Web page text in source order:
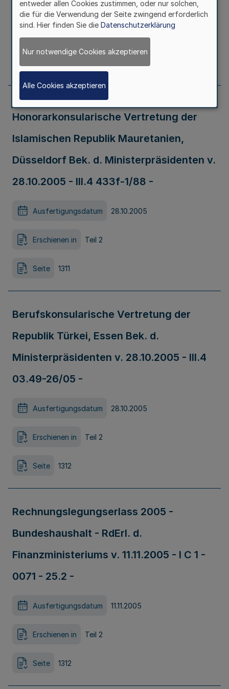
Ausfertigungsdatum 15.11.2005
Honorarkonsularische Vertretung der
Islamischen Republik Mauretanien,
Düsseldorf Bek. d. Ministerpräsidenten v.
28.10.2005 - III.4 433f-1/88 -
Ausfertigungsdatum 28.10.2005
Erschienen in Teil 2
Seite 1311
Berufskonsularische Vertretung der
Republik Türkei, Essen Bek. d.
Ministerpräsidenten v. 28.10.2005 - III.4
03.49-26/05 -
Ausfertigungsdatum 28.10.2005
Erschienen in Teil 2
Seite 1312
Rechnungslegungserlass 2005 -
Bundeshaushalt - RdErl. d.
Finanzministeriums v. 11.11.2005 - I C 1 -
0071 - 25.2 -
Ausfertigungsdatum 11.11.2005
Erschienen in Teil 2
Seite 1312
entweder allen Cookies zustimmen, oder nur solchen,
die für die Verwendung der Seite zwingend erforderlich
sind. Hier finden Sie die Datenschutzerklärung
Nur notwendige Cookies akzeptieren
Alle Cookies akzeptieren